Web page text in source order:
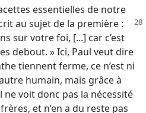
essentielles de notre
au sujet de la première :
sur votre foi, [...] car c’est
debout. » Ici, Paul veut dire
tiennent ferme, ce n’est ni
humain, mais grâce à
voit donc pas la nécessité
et n’en a du reste pas